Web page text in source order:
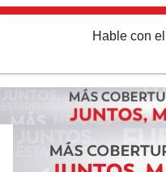
Hable con el